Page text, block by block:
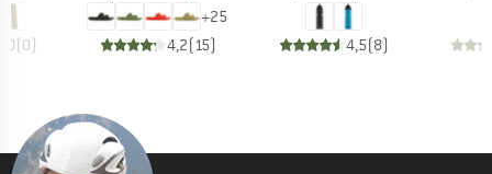
(0)
+25
4,2(15) 4,5(8)